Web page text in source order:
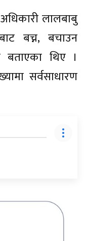
अधिकारी लालबाबु
बच्न, बचाउन
बताएका थिए ।
सर्वसाधारण